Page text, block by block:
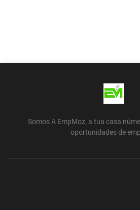
Somos A EmpMoz, a tua casa
oportunidades de